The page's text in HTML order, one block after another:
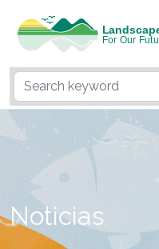
Noticias